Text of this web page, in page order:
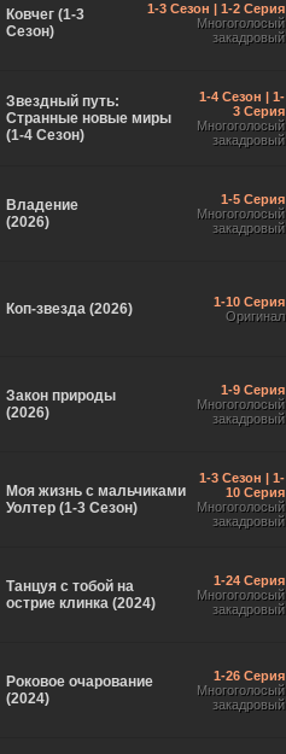
Ковчег (1-3
Сезон)
1-3 Сезон | 1-2 Серия
Многоголосый
закадровый
Звездный путь:
Странные новые миры
(1-4 Сезон)
1-4 Сезон | 1-
3 Серия
Многоголосый
закадровый
Владение
(2026)
1-5 Серия
Многоголосый
закадровый
Коп-звезда (2026)
1-10 Серия
Оригинал
Закон природы
(2026)
1-9 Серия
Многоголосый
закадровый
Моя жизнь с мальчиками
Уолтер (1-3 Сезон)
1-3 Сезон | 1-
10 Серия
Многоголосый
закадровый
Танцуя с тобой на
острие клинка (2024)
1-24 Серия
Многоголосый
закадровый
Роковое очарование
(2024)
1-26 Серия
Многоголосый
закадровый